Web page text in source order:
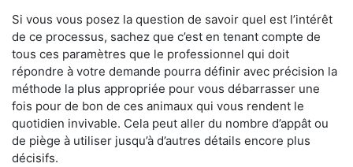
Si vous vous posez la question de savoir quel est l’intérêt
de ce processus, sachez que c’est en tenant compte de
tous ces paramètres que le professionnel qui doit
répondre à votre demande pourra définir avec précision la
méthode la plus appropriée pour vous débarrasser une
fois pour de bon de ces animaux qui vous rendent le
quotidien invivable. Cela peut aller du nombre d’appât ou
de piège à utiliser jusqu’à d’autres détails encore plus
décisifs.